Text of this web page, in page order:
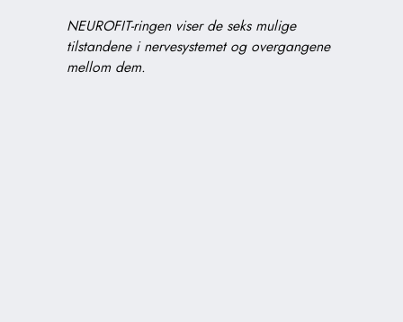
NEUROFIT-ringen viser de seks mulige
tilstandene i nervesystemet og overgangene
mellom dem.